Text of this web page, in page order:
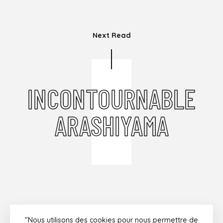
Next Read
INCONTOURNABLE
ARASHIYAMA
"Nous utilisons des cookies pour nous permettre de